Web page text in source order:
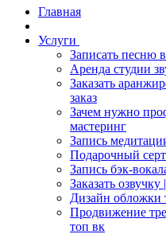
Главная
Услуги
Записать песню
Аренда студии
Заказать
заказ
Зачем нужно
мастеринг
Запись
Подарочный
Запись бэк-
Заказать
Дизайн обложки
Продвижение
топ вк